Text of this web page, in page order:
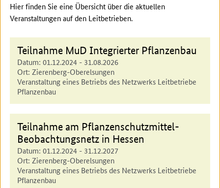
Hier finden Sie eine Übersicht über die aktuellen
Veranstaltungen auf den Leitbetrieben.
Teilnahme MuD Integrierter Pflanzenbau
Datum: 01.12.2024 - 31.08.2026
Ort: Zierenberg-Oberelsungen
Veranstaltung eines Betriebs des Netzwerks Leitbetriebe
Pflanzenbau
Teilnahme am Pflanzenschutzmittel-
Beobachtungsnetz in Hessen
Datum: 01.12.2024 - 31.12.2027
Ort: Zierenberg-Oberelsungen
Veranstaltung eines Betriebs des Netzwerks Leitbetriebe
Pflanzenbau